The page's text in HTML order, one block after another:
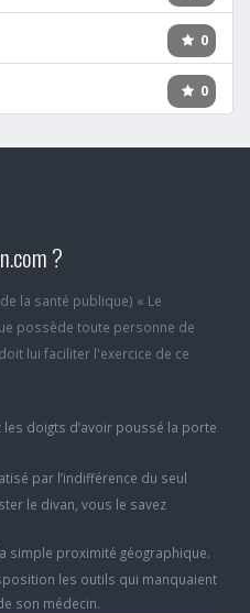
0
0
?
la santé publique) « Le
possède toute personne de
lui faciliter l'exercice de ce
doigts d’avoir poussé la porte
par l’indifférence du seul
le divan, vous le savez
simple proximité géographique.
les outils qui manquaient
son médecin.